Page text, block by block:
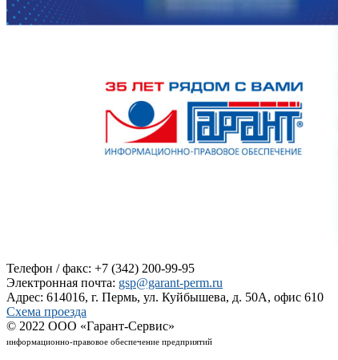
Телефон / факс: +7 (342) 200-99-95
Электронная почта: gsp@garant-perm.ru
Адрес: 614016, г. Пермь, ул. Куйбышева, д. 50А, офис 610
Схема проезда
© 2022 ООО «Гарант-Сервис»
информационно-правовое обеспечение предприятий